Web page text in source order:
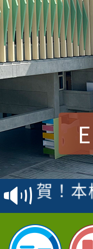
賀！本
賽 洪
名
賀！本
倩參加
名 指
賀！本
園市英
賀！本